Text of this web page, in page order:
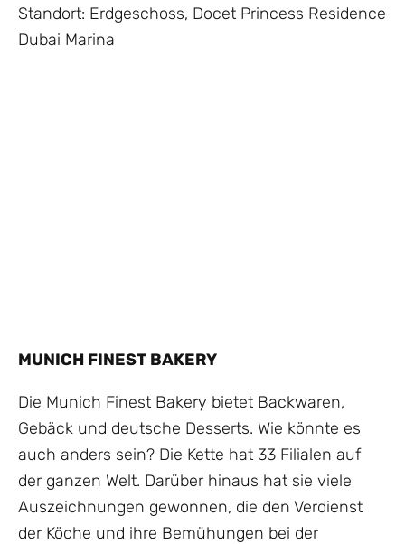
Standort: Erdgeschoss, Docet Princess Residence
Dubai Marina
MUNICH FINEST BAKERY
Die Munich Finest Bakery bietet Backwaren,
Gebäck und deutsche Desserts. Wie könnte es
auch anders sein? Die Kette hat 33 Filialen auf
der ganzen Welt. Darüber hinaus hat sie viele
Auszeichnungen gewonnen, die den Verdienst
der Köche und ihre Bemühungen bei der